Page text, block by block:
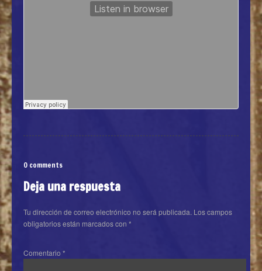
0 comments
Deja una respuesta
Tu dirección de correo electrónico no será publicada. Los campos
obligatorios están marcados con *
Comentario *